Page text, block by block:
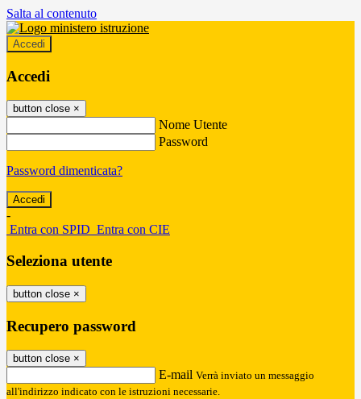
Salta al contenuto
Accedi
Accedi
button close ×
Nome Utente
Password
Password dimenticata?
-
Entra con SPID Entra con CIE
Seleziona utente
button close ×
Recupero password
button close ×
E-mail Verrà inviato un messaggio
all'indirizzo indicato con le istruzioni necessarie.